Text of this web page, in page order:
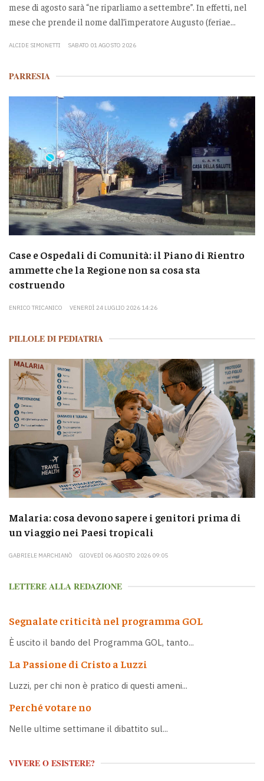
mese di agosto sarà “ne riparliamo a settembre”. In effetti, nel
mese che prende il nome dall’imperatore Augusto (feriae...
ALCIDE SIMONETTI SABATO 01 AGOSTO 2026
PARRESIA
Case e Ospedali di Comunità: il Piano di Rientro
ammette che la Regione non sa cosa sta
costruendo
ENRICO TRICANICO VENERDÌ 24 LUGLIO 2026 14:26
PILLOLE DI PEDIATRIA
Malaria: cosa devono sapere i genitori prima di
un viaggio nei Paesi tropicali
GABRIELE MARCHIANÒ GIOVEDÌ 06 AGOSTO 2026 09:05
LETTERE ALLA REDAZIONE
Segnalate criticità nel programma GOL
È uscito il bando del Programma GOL, tanto...
La Passione di Cristo a Luzzi
Luzzi, per chi non è pratico di questi ameni...
Perché votare no
Nelle ultime settimane il dibattito sul...
VIVERE O ESISTERE?